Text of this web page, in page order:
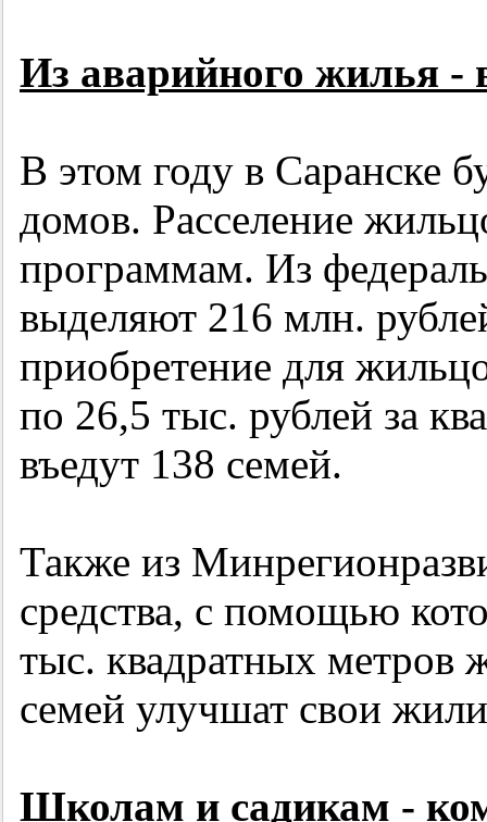
Из аварийного жилья -
В этом году в Саранске
домов. Расселение
программам. Из
выделяют 216 млн.
приобретение для
по 26,5 тыс. рублей за
въедут 138 семей.
Также из
средства, с помощью
тыс. квадратных метров
семей улучшат свои
Школам и садикам -